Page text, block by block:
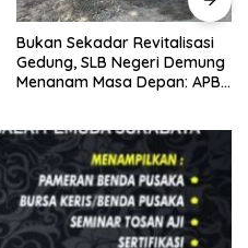
Bukan Sekadar Revitalisasi
Gedung, SLB Negeri Demung
Menanam Masa Depan: APBN
Khusus Menjadi Kemandirian